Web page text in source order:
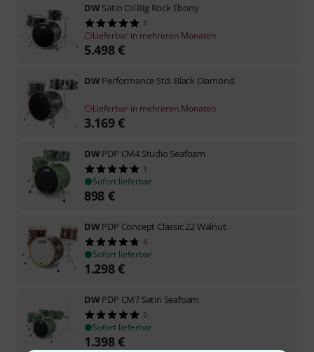
DWSatin Oil Big Rock Ebony
1
Lieferbar in mehreren Monaten
5.498€
DWPerformance Std. Black Diamond
Lieferbar in mehreren Monaten
3.169€
DWPDP CM4 Studio Seafoam
1
Sofort lieferbar
898 €
DWPDP Concept Classic 22 Walnut
4
Sofort lieferbar
1.298€
DWPDP CM7 Satin Seafoam
3
Sofort lieferbar
1.398€